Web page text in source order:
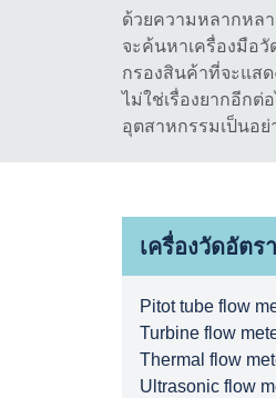
ด้วยความหลากหลา
จะค้นหาเครื่องมือวั
กรองสินค้าที่จะแส
ไม่ใช่เรื่องยากอีก
อุตสาหกรรมเป็นอ
เครื่องวัดอัตร
Pitot tube flow
Turbine flow
Thermal flow
Ultrasonic flow